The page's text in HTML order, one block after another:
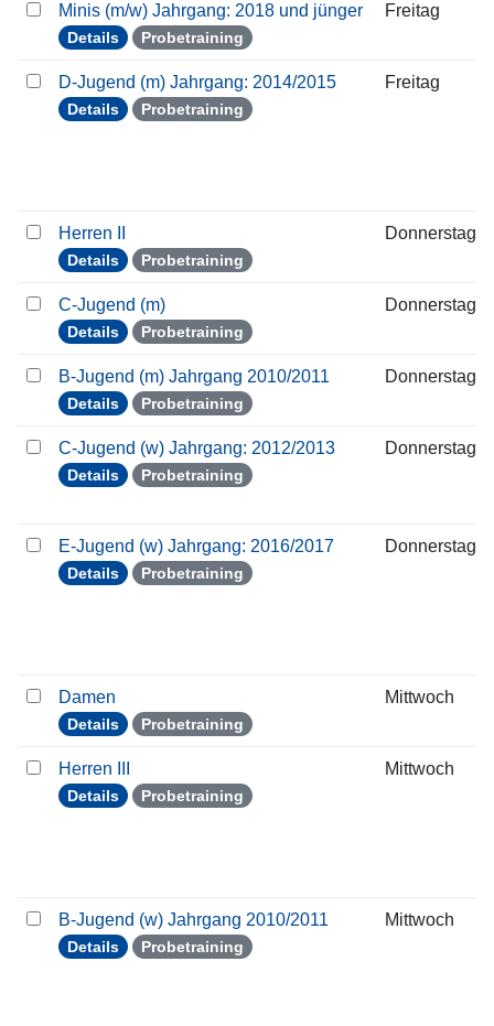
Minis (m/w) Jahrgang: 2018 und jünger
Details Probetraining
Freitag
D-Jugend (m) Jahrgang: 2014/2015
Details Probetraining
Freitag
Herren II
Details Probetraining
Donnerstag
C-Jugend (m)
Details Probetraining
Donnerstag
B-Jugend (m) Jahrgang 2010/2011
Details Probetraining
Donnerstag
C-Jugend (w) Jahrgang: 2012/2013
Details Probetraining
Donnerstag
E-Jugend (w) Jahrgang: 2016/2017
Details Probetraining
Donnerstag
Damen
Details Probetraining
Mittwoch
Herren III
Details Probetraining
Mittwoch
B-Jugend (w) Jahrgang 2010/2011
Details Probetraining
Mittwoch